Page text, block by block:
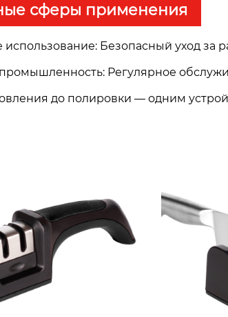
сферы применения
использование: Безопасный уход
Регулярное
до полировки — одним